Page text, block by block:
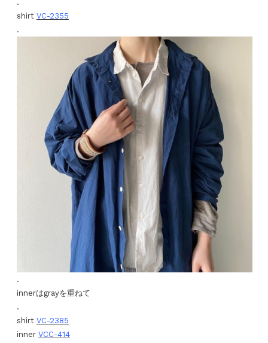
.
shirt VC-2355
.
.
innerはgrayを重ねて
.
shirt VC-2385
inner VCC-414